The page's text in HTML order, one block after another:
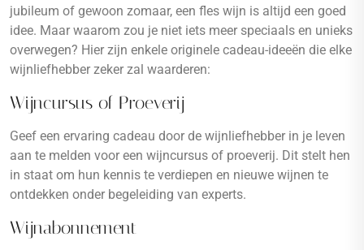
jubileum of gewoon zomaar, een fles wijn is altijd een goed
idee. Maar waarom zou je niet iets meer speciaals en unieks
overwegen? Hier zijn enkele originele cadeau-ideeën die elke
wijnliefhebber zeker zal waarderen:
Wijncursus of Proeverij
Geef een ervaring cadeau door de wijnliefhebber in je leven
aan te melden voor een wijncursus of proeverij. Dit stelt hen
in staat om hun kennis te verdiepen en nieuwe wijnen te
ontdekken onder begeleiding van experts.
Wijnabonnement